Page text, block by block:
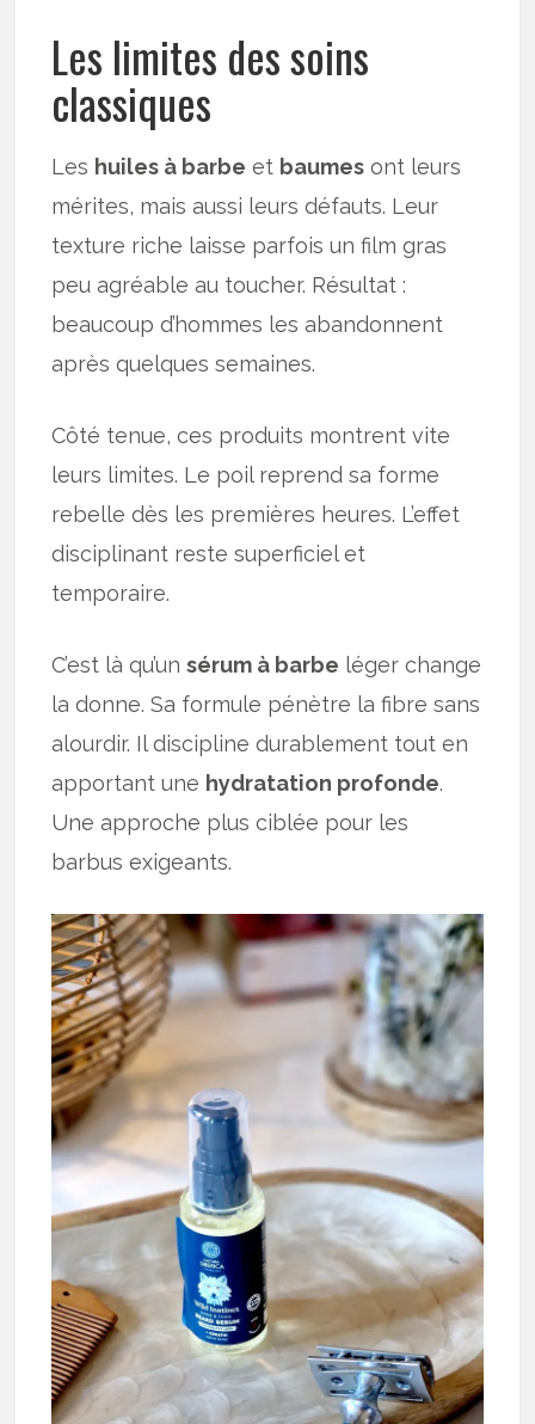
Les limites des soins
classiques
Les huiles à barbe et baumes ont leurs
mérites, mais aussi leurs défauts. Leur
texture riche laisse parfois un film gras
peu agréable au toucher. Résultat :
beaucoup d’hommes les abandonnent
après quelques semaines.
Côté tenue, ces produits montrent vite
leurs limites. Le poil reprend sa forme
rebelle dès les premières heures. L’effet
disciplinant reste superficiel et
temporaire.
C’est là qu’unsérum à barbe léger change
la donne. Sa formule pénètre la fibre sans
alourdir. Il discipline durablement tout en
apportant une hydratation profonde.
Une approche plus ciblée pour les
barbus exigeants.